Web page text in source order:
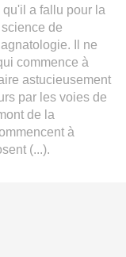
a fallu pour la
de
Il ne
commence à
astucieusement
par les voies de
de la
à
(...).